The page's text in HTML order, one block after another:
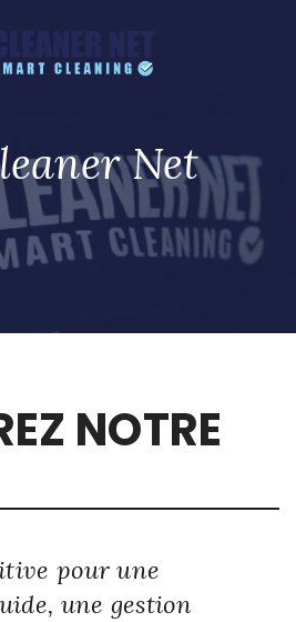
Net
NOTRE
pour une
une gestion